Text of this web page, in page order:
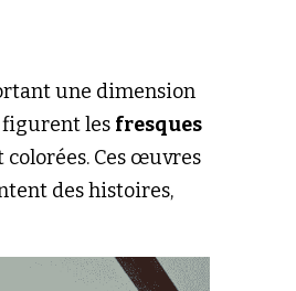
une dimension
figurent les fresques
Ces œuvres
des histoires,